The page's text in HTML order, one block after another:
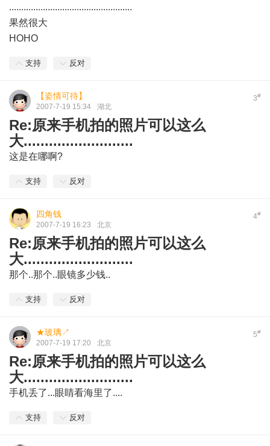
...................................................
果然很大
HOHO
支持 反对
3#
【姿情可待】
2007-7-19 15:34 湖北
Re:原来手机拍的照片可以这么
大..........................
这是在哪啊?
支持 反对
4#
四角钱
2007-7-19 16:23 北京
Re:原来手机拍的照片可以这么
大..........................
那个..那个..眼镜多少钱..
支持 反对
5#
★玻璃↗
2007-7-19 17:20 北京
Re:原来手机拍的照片可以这么
大..........................
手机丢了...眼睛看海里了....
支持 反对